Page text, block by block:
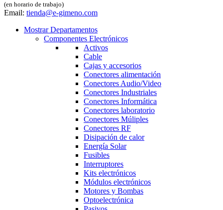
(en horario de trabajo)
Email: tienda@e-gimeno.com
Mostrar Departamentos
Componentes Electrónicos
Activos
Cable
Cajas y accesorios
Conectores alimentación
Conectores Audio/Video
Conectores Industriales
Conectores Informática
Conectores laboratorio
Conectores Múliples
Conectores RF
Disipación de calor
Energía Solar
Fusibles
Interruptores
Kits electrónicos
Módulos electrónicos
Motores y Bombas
Optoelectrónica